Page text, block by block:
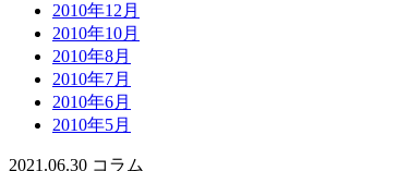
2010年12月
2010年10月
2010年8月
2010年7月
2010年6月
2010年5月
2021.06.30 コラム